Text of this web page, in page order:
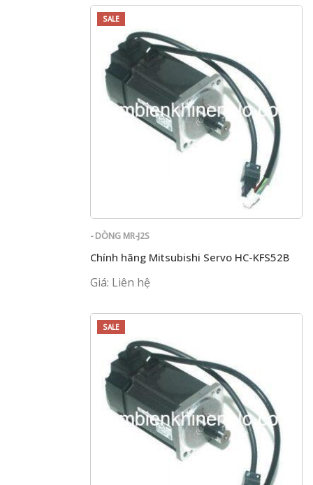
SALE
- DÒNG MR-J2S
Chính hãng Mitsubishi Servo HC-KFS52B
Giá: Liên hệ
SALE